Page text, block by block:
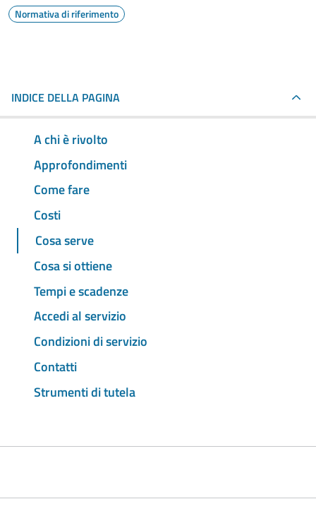
Normativa di riferimento
INDICE DELLA PAGINA
A chi è rivolto
Approfondimenti
Come fare
Costi
Cosa serve
Cosa si ottiene
Tempi e scadenze
Accedi al servizio
Condizioni di servizio
Contatti
Strumenti di tutela